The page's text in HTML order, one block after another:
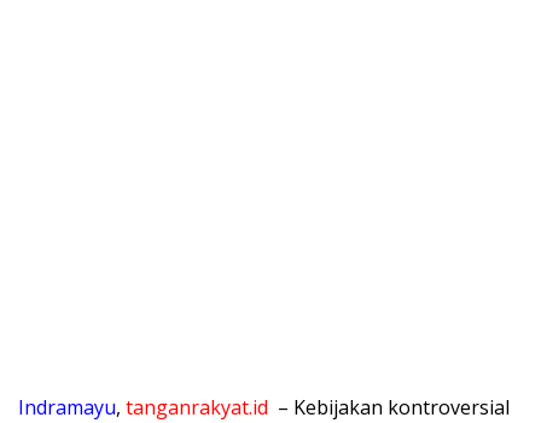
Indramayu, tanganrakyat.id – Kebijakan kontroversial